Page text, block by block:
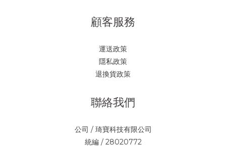
顧客服務
運送政策
隱私政策
退換貨政策
聯絡我們
公司 / 琦寶科技有限公司
統編 / 28020772